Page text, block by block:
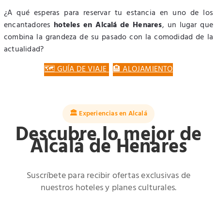
¿A qué esperas para reservar tu estancia en uno de los
encantadores hoteles en Alcalá de Henares, un lugar que
combina la grandeza de su pasado con la comodidad de la
actualidad?
🗺️ GUÍA DE VIAJE 🏨 ALOJAMIENTO
🏛️ Experiencias en Alcalá
Descubre lo mejor de
Alcalá de Henares
Suscríbete para recibir ofertas exclusivas de
nuestros hoteles y planes culturales.